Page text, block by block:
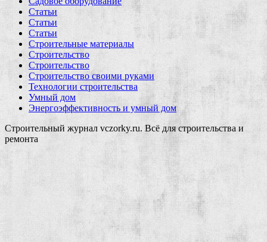
Статьи
Статьи
Статьи
Строительные материалы
Строительство
Строительство
Строительство своими руками
Технологии строительства
Умный дом
Энергоэффективность и умный дом
Строительный журнал vczorky.ru. Всё для строительства и
ремонта